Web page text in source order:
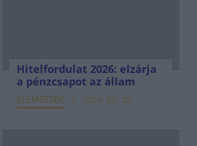
Hitelfordulat 2026: elzárja
a pénzcsapot az állam
ELEMZÉSEK 2026. júl. 22.